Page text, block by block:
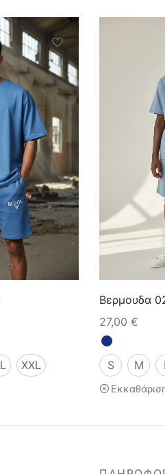
XXL
Βερμουδα
27,00 €
S M